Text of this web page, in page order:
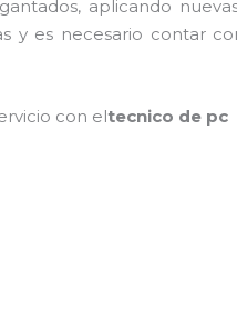
aplicando
y es necesario contar
con eltecnico de pc